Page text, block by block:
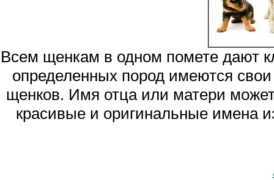
Всем щенкам в одном помете дают
определенных пород имеются
щенков. Имя отца или матери
красивые и оригинальные имена